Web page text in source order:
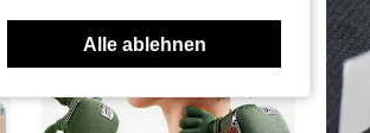
Alle ablehnen